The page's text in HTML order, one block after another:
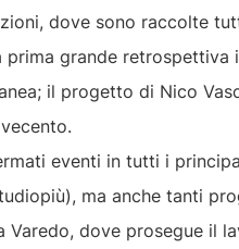
dove sono raccolte
prima grande retrospettiva
il progetto di Nico
eventi in tutti i
ma anche tanti
dove prosegue il